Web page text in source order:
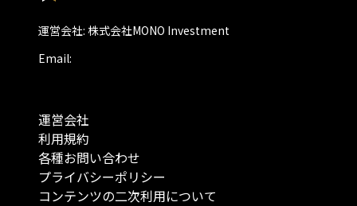
運営会社: 株式会社MONO Investment
Email:
運営会社
利用規約
各種お問い合わせ
プライバシーポリシー
コンテンツの二次利用について